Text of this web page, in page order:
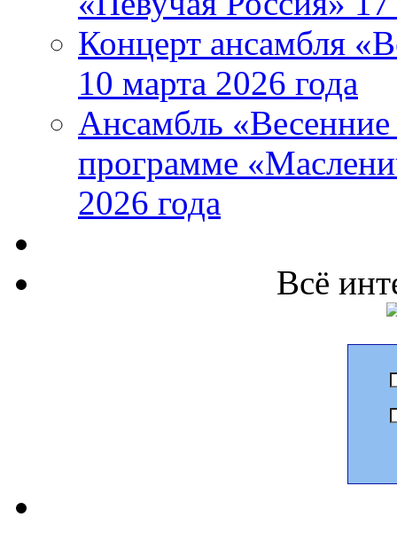
Концерт ансамбля
10 марта 2026 года
Ансамбль «Весенние
программе
2026 года
Всё